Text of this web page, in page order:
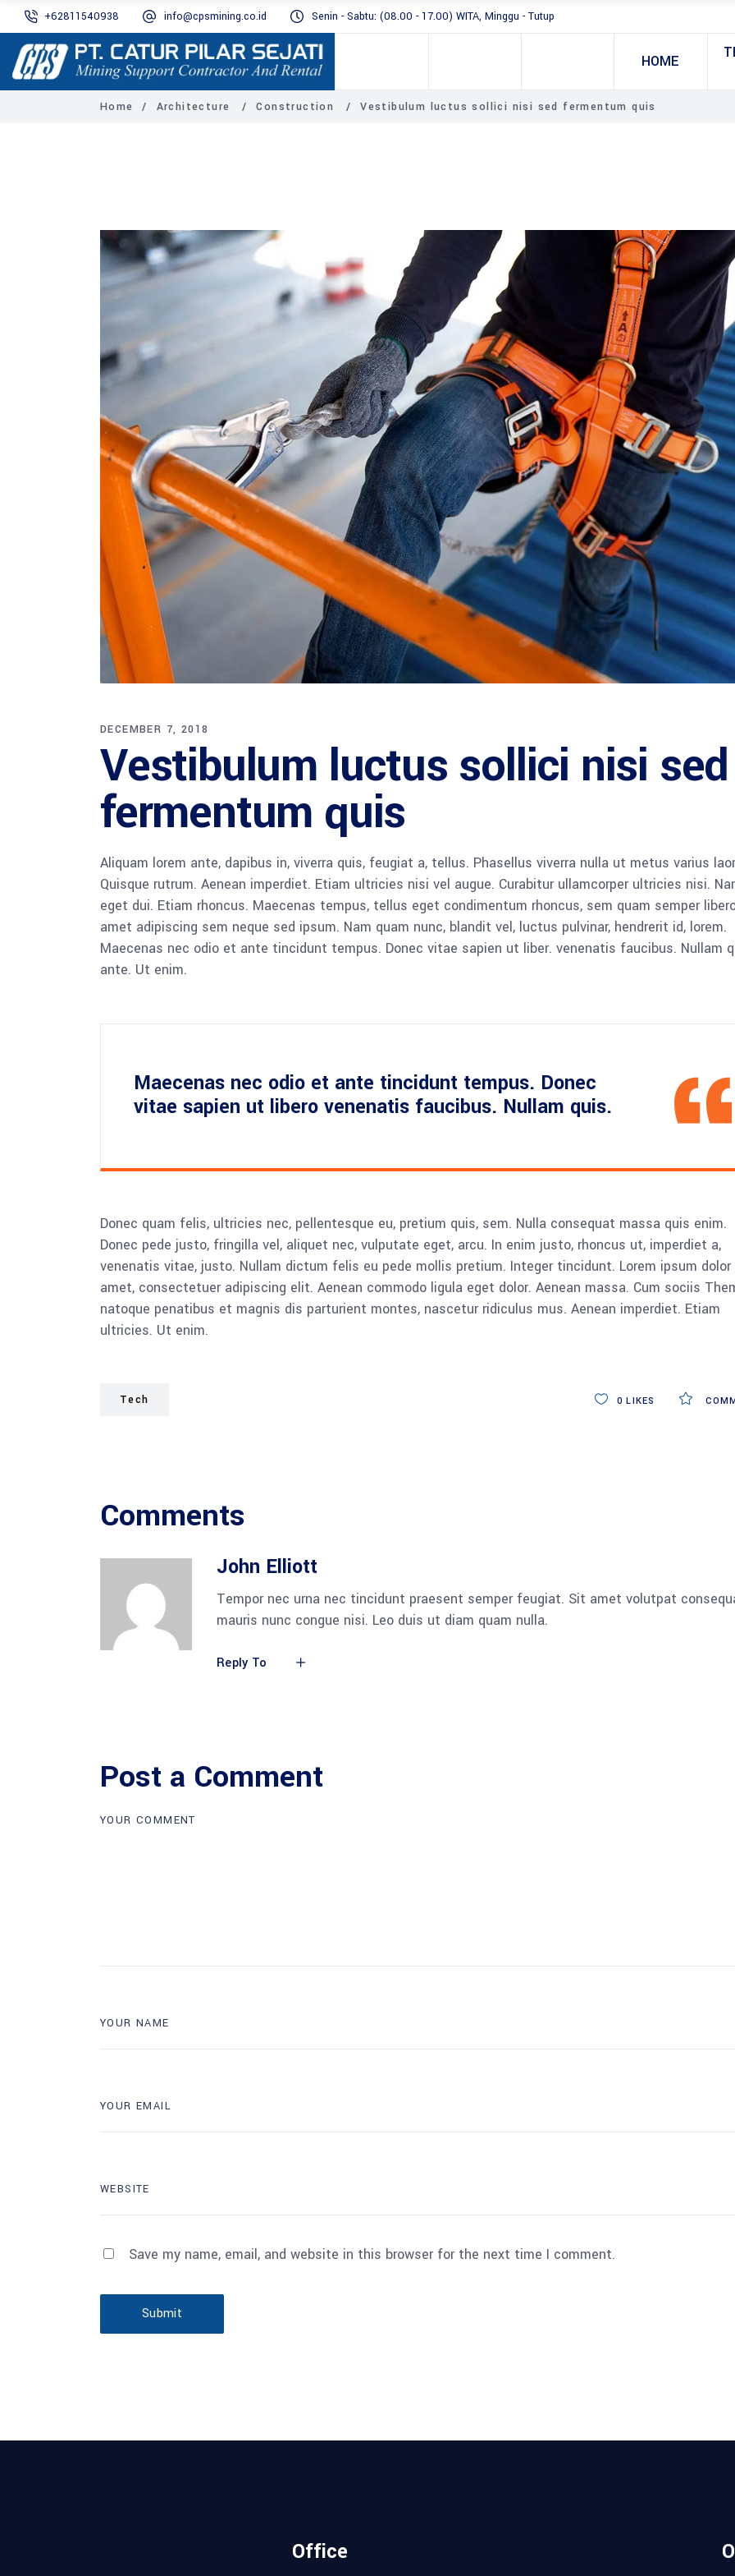
+62811540938 info@cpsmining.co.id Senin - Sabtu: (08.00 - 17.00) WITA, Minggu - Tutup
HOME
Home / Architecture /Construction /Vestibulum luctus sollici nisi sed fermentum quis
DECEMBER 7, 2018
Vestibulum luctus sollici nisi sed
fermentum quis
Aliquam lorem ante, dapibus in, viverra quis, feugiat a, tellus. Phasellus viverra nulla ut metus varius
Quisque rutrum. Aenean imperdiet. Etiam ultricies nisi vel augue. Curabitur ullamcorper ultricies nisi.
eget dui. Etiam rhoncus. Maecenas tempus, tellus eget condimentum rhoncus, sem quam semper
amet adipiscing sem neque sed ipsum. Nam quam nunc, blandit vel, luctus pulvinar, hendrerit id, lorem.
Maecenas nec odio et ante tincidunt tempus. Donec vitae sapien ut liber. venenatis faucibus. Nullam
ante. Ut enim.
Maecenas nec odio et ante tincidunt tempus. Donec
vitae sapien ut libero venenatis faucibus. Nullam quis.
Donec quam felis, ultricies nec, pellentesque eu, pretium quis, sem. Nulla consequat massa quis enim.
Donec pede justo, fringilla vel, aliquet nec, vulputate eget, arcu. In enim justo, rhoncus ut, imperdiet a,
venenatis vitae, justo. Nullam dictum felis eu pede mollis pretium. Integer tincidunt. Lorem ipsum
amet, consectetuer adipiscing elit. Aenean commodo ligula eget dolor. Aenean massa. Cum sociis
natoque penatibus et magnis dis parturient montes, nascetur ridiculus mus. Aenean imperdiet. Etiam
ultricies. Ut enim.
Tech 0 LIKES
Comments
John Elliott
Tempor nec urna nec tincidunt praesent semper feugiat. Sit amet volutpat
mauris nunc congue nisi. Leo duis ut diam quam nulla.
Reply To
Post a Comment
Save my name, email, and website in this browser for the next time I comment.
Submit
Office